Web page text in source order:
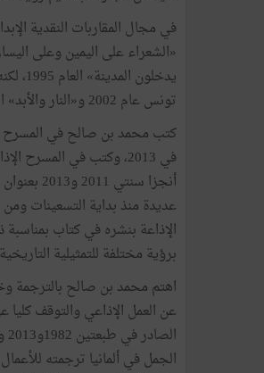
تونس عام 2002 و«النار والأبد» الصادر في دمشق العام 2009.
أنجزا
عديدة منذ بداية التسعينات
الإذاعة بنشره في كتاب
برؤية مختلفة للتمثيلية
اهتم محمد بن صالح بالترجمة
عن العمل الإذاعي والتوقف
الجمل في ألمانيا ترجمته